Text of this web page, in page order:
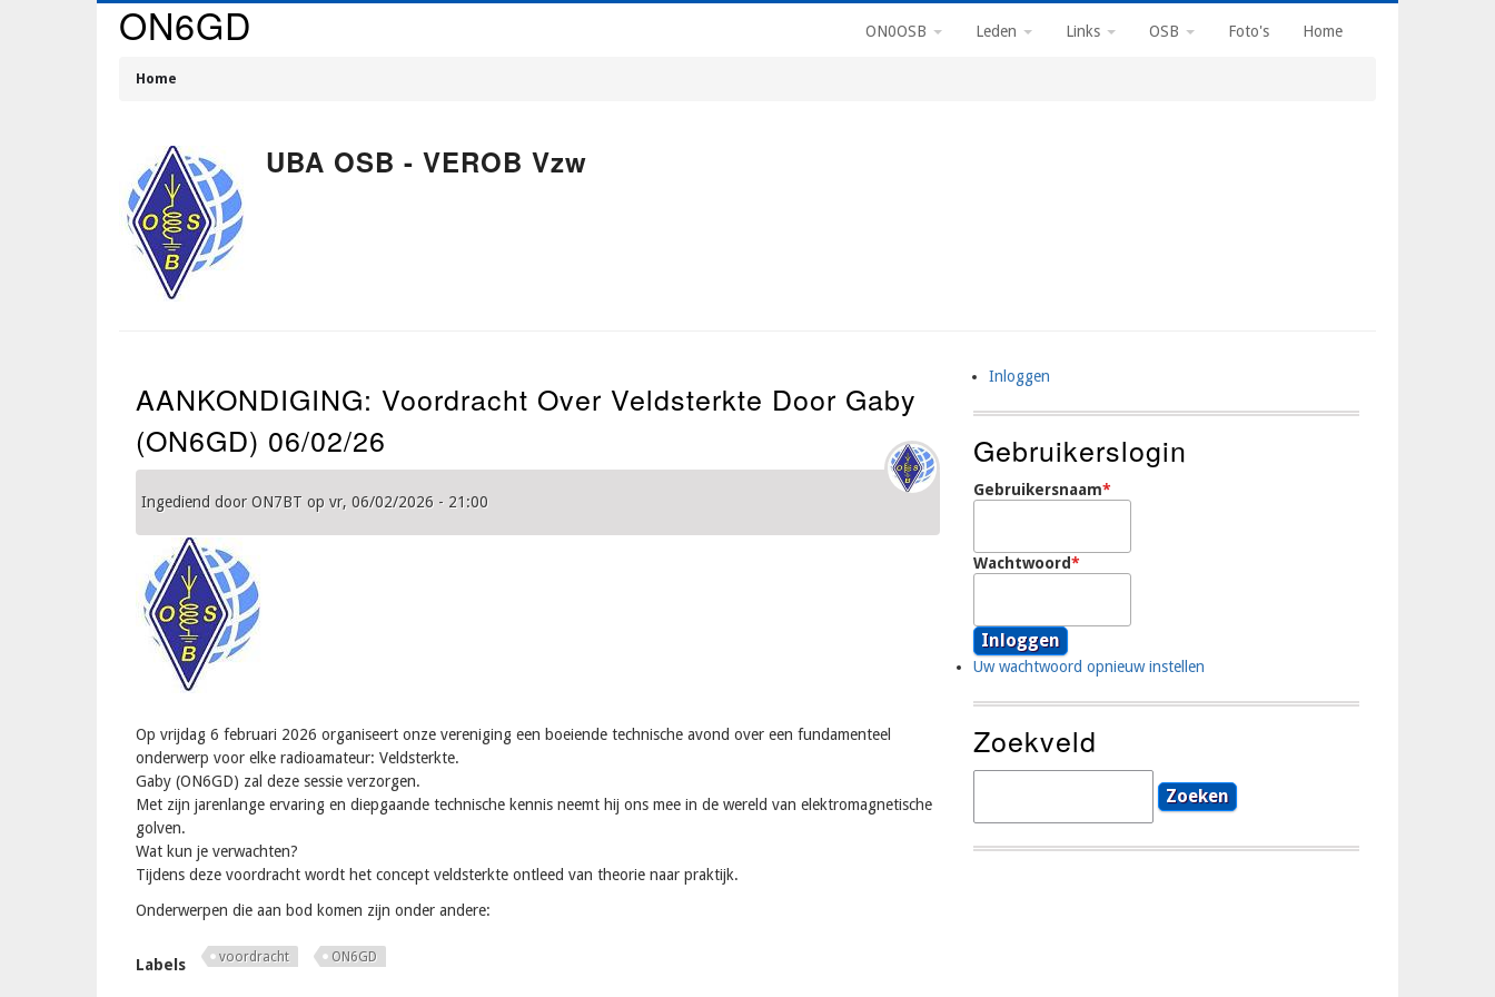
ON6GD
Home
Main
ON0OSB Leden Links OSB Foto's Home
UBA OSB - VEROB Vzw
AANKONDIGING: Voordracht Over Veldsterkte Door Gaby
(ON6GD) 06/02/26
Ingediend doorON7BT op vr, 06/02/2026 - 21:00
Op vrijdag 6 februari 2026 organiseert onze vereniging een boeiende technische avond over een fundamenteel
onderwerp voor elke radioamateur: Veldsterkte.
Gaby (ON6GD) zal deze sessie verzorgen.
Met zijn jarenlange ervaring en diepgaande technische kennis neemt hij ons mee in de wereld van elektromagnetische
golven.
Wat kun je verwachten?
Tijdens deze voordracht wordt het concept veldsterkte ontleed van theorie naar praktijk.
Onderwerpen die aan bod komen zijn onder andere:
Labels voordracht ON6GD
User
Account
Menu
Inloggen
Gebruikerslogin
Gebruikersnaam
Wachtwoord
Uw wachtwoord opnieuw instellen
Zoekveld